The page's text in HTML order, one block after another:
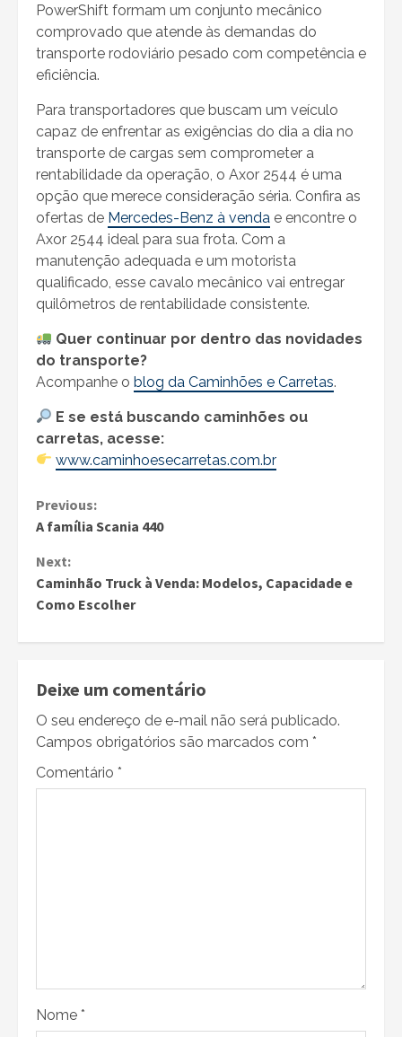
PowerShift formam um conjunto mecânico
comprovado que atende às demandas do
transporte rodoviário pesado com competência e
eficiência.
Para transportadores que buscam um veículo
capaz de enfrentar as exigências do dia a dia no
transporte de cargas sem comprometer a
rentabilidade da operação, o Axor 2544 é uma
opção que merece consideração séria. Confira as
ofertas de Mercedes-Benz à venda e encontre o
Axor 2544 ideal para sua frota. Com a
manutenção adequada e um motorista
qualificado, esse cavalo mecânico vai entregar
quilômetros de rentabilidade consistente.
Quer continuar por dentro das novidades
do transporte?
Acompanhe o blog da Caminhões e Carretas.
E se está buscando caminhões ou
carretas, acesse:
www.caminhoesecarretas.com.br
Continue
Previous:
A família Scania 440
Next:
Caminhão Truck à Venda: Modelos, Capacidade e
Como Escolher
Deixe um comentário
O seu endereço de e-mail não será publicado.
Campos obrigatórios são marcados com *
Comentário *
Nome *